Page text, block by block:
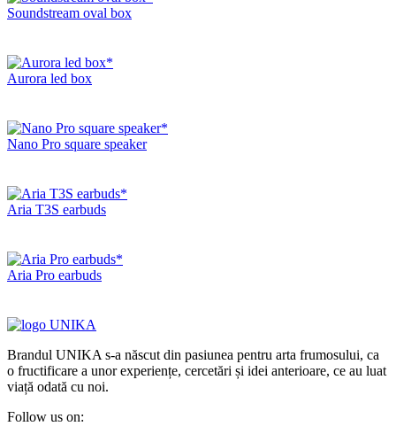
Soundstream oval box
Aurora led box
Nano Pro square speaker
Aria T3S earbuds
Aria Pro earbuds
Brandul UNIKA s-a născut din pasiunea pentru arta frumosului, ca
o fructificare a unor experiențe, cercetări și idei anterioare, ce au luat
viață odată cu noi.
Follow us on: